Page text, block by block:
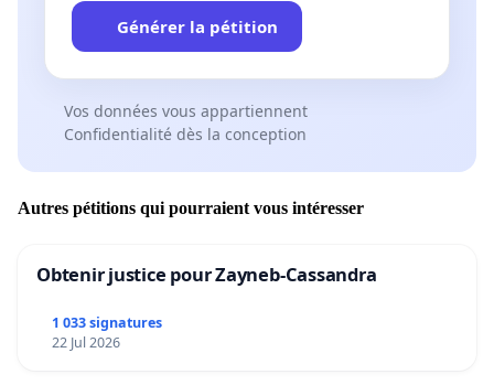
Générer la pétition
Vos données vous appartiennent
Confidentialité dès la conception
Autres pétitions qui pourraient vous intéresser
Obtenir justice pour Zayneb-Cassandra
1 033 signatures
22 Jul 2026